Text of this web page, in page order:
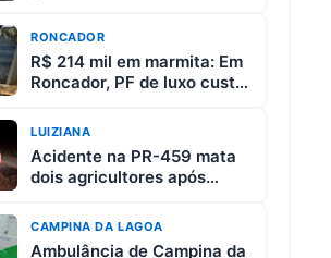
RONCADOR
R$ 214 mil em marmita: Em
Roncador, PF de luxo custa
LUIZIANA
Acidente na PR-459 mata
dois agricultores após
caminhão
CAMPINA DA LAGOA
Ambulância de Campina da